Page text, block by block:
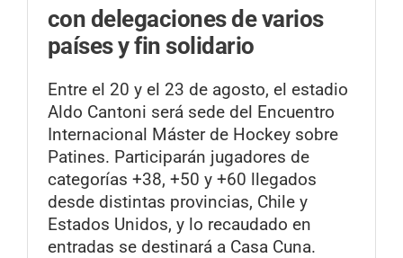
con delegaciones de varios
países y fin solidario
Entre el 20 y el 23 de agosto, el estadio
Aldo Cantoni será sede del Encuentro
Internacional Máster de Hockey sobre
Patines. Participarán jugadores de
categorías +38, +50 y +60 llegados
desde distintas provincias, Chile y
Estados Unidos, y lo recaudado en
entradas se destinará a Casa Cuna.